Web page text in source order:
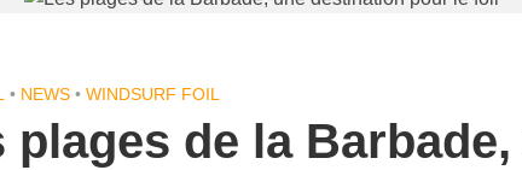
• NEWS • WINDSURF FOIL
plages de la Barbade,